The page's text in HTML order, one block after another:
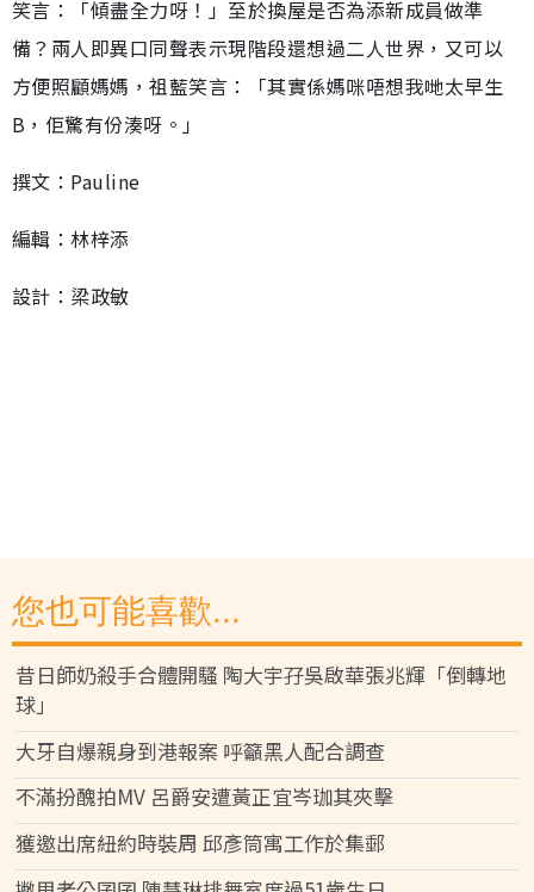
笑言：「傾盡全力呀！」至於換屋是否為添新成員做準
備？兩人即異口同聲表示現階段還想過二人世界，又可以
方便照顧媽媽，祖藍笑言：「其實係媽咪唔想我哋太早生
B，佢驚有份湊呀。」
撰文：Pauline
編輯：林梓添
設計：梁政敏
您也可能喜歡...
昔日師奶殺手合體開騷 陶大宇孖吳啟華張兆輝「倒轉地
球」
大牙自爆親身到港報案 呼籲黑人配合調查
不滿扮醜拍MV 呂爵安遭黃正宜岑珈其夾擊
獲邀出席紐約時裝周 邱彥筒寓工作於集郵